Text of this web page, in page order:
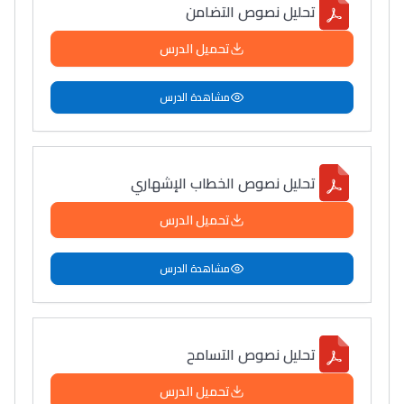
سامورا
بطلة المغرب فالقفز
الطولي، ملاك البردع
كتحكي على تجربتها
فالرّياضة و الدّراسة
تحليل نصوص التضامن
تحميل الدرس
مشاهدة الدرس
تحليل نصوص الخطاب الإشهاري
تحميل الدرس
مشاهدة الدرس
تحليل نصوص التسامح
تحميل الدرس